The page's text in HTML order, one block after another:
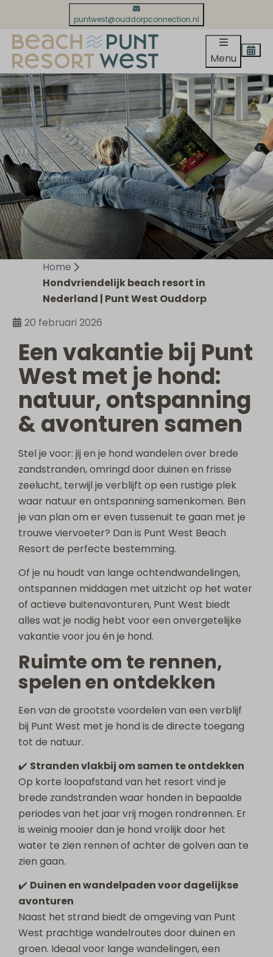
puntwest@ouddorpconnection.nl
Menu
Home
Hondvriendelijk beach resort in
Nederland | Punt West Ouddorp
20 februari 2026
Een vakantie bij Punt
West met je hond:
natuur, ontspanning
& avonturen samen
Stel je voor: jij en je hond wandelen over brede
zandstranden, omringd door duinen en frisse
zeelucht, terwijl je verblijft op een rustige plek
waar natuur en ontspanning samenkomen. Ben
je van plan om er even tussenuit te gaan met je
trouwe viervoeter? Dan is Punt West Beach
Resort de perfecte bestemming.
Of je nu houdt van lange ochtendwandelingen,
ontspannen middagen met uitzicht op het water
of actieve buitenavonturen, Punt West biedt
alles wat je nodig hebt voor een onvergetelijke
vakantie voor jou én je hond.
Ruimte om te rennen,
spelen en ontdekken
Een van de grootste voordelen van een verblijf
bij Punt West met je hond is de directe toegang
tot de natuur.
✔️ Stranden vlakbij om samen te ontdekken
Op korte loopafstand van het resort vind je
brede zandstranden waar honden in bepaalde
periodes van het jaar vrij mogen rondrennen. Er
is weinig mooier dan je hond vrolijk door het
water te zien rennen of achter de golven aan te
zien gaan.
✔️ Duinen en wandelpaden voor dagelijkse
avonturen
Naast het strand biedt de omgeving van Punt
West prachtige wandelroutes door duinen en
groen. Ideaal voor lange wandelingen, een